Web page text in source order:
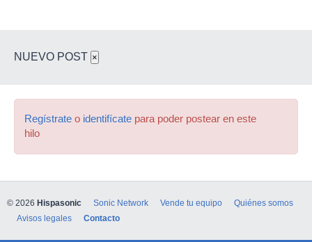
NUEVO POST ×
Regístrate o identifícate para poder postear en este
hilo
© 2026 Hispasonic Sonic Network Vende tu equipo
Quiénes somos
Avisos legales
Contacto